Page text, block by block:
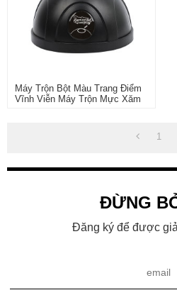
Máy Trộn Bột Màu Trang Điểm
Vĩnh Viễn Máy Trộn Mực Xăm
1
ĐỪNG
Đăng ký để được